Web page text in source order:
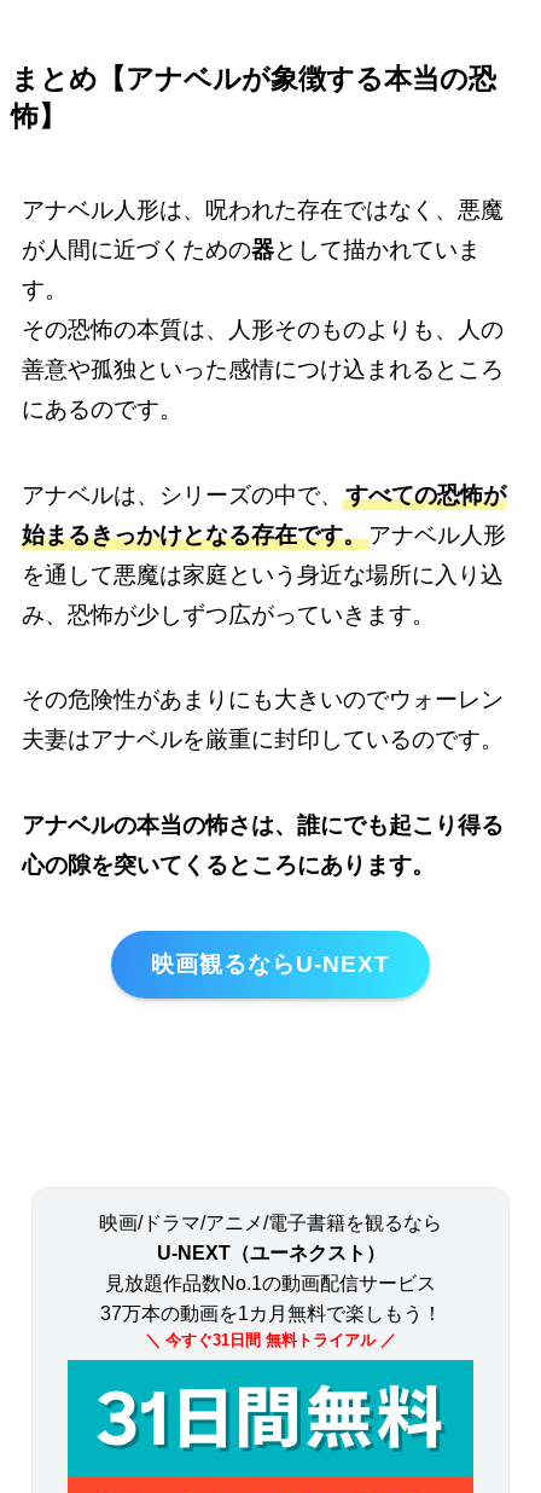
まとめ【アナベルが象徴する本当の恐
怖】
アナベル人形は、呪われた存在ではなく、悪魔
が人間に近づくための器として描かれていま
す。
その恐怖の本質は、人形そのものよりも、人の
善意や孤独といった感情につけ込まれるところ
にあるのです。
アナベルは、シリーズの中で、 すべての恐怖が
始まるきっかけとなる存在です。アナベル人形
を通して悪魔は家庭という身近な場所に入り込
み、恐怖が少しずつ広がっていきます。
その危険性があまりにも大きいのでウォーレン
夫妻はアナベルを厳重に封印しているのです。
アナベルの本当の怖さは、誰にでも起こり得る
心の隙を突いてくるところにあります。
映画観るならU-NEXT
映画/ドラマ/アニメ/電子書籍を観るなら
U-NEXT（ユーネクスト）
見放題作品数No.1の動画配信サービス
37万本の動画を1カ月無料で楽しもう！
＼ 今すぐ31日間 無料トライアル ／